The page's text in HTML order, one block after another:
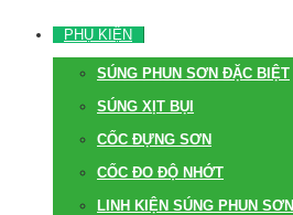
PHỤ KIỆN
SÚNG PHUN SƠN ĐẶC BIỆT
SÚNG XỊT BỤI
CỐC ĐỰNG SƠN
CỐC ĐO ĐỘ NHỚT
LINH KIỆN SÚNG PHUN SƠN